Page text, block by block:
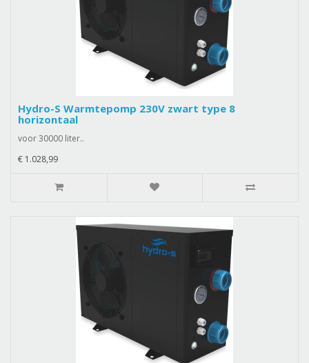
Hydro-S Warmtepomp 230V zwart type 8
horizontaal
voor 30000 liter..
€ 1.028,99